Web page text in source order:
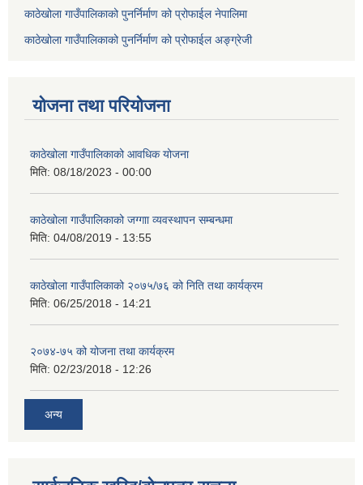
काठेखोला गाउँपालिकाको पुनर्निर्माण को प्रोफाईल नेपालिमा
काठेखोला गाउँपालिकाको पुनर्निर्माण को प्रोफाईल अङ्ग्रेजी
योजना तथा परियोजना
काठेखोला गाउँपालिकाको आवधिक योजना
मिति: 08/18/2023 - 00:00
काठेखोला गाउँपालिकाको जग्गाा व्यवस्थापन सम्बन्धमा
मिति: 04/08/2019 - 13:55
काठेखोला गाउँपालिकाको २०७५/७६ को निति तथा कार्यक्रम
मिति: 06/25/2018 - 14:21
२०७४-७५ को योजना तथा कार्यक्रम
मिति: 02/23/2018 - 12:26
अन्य